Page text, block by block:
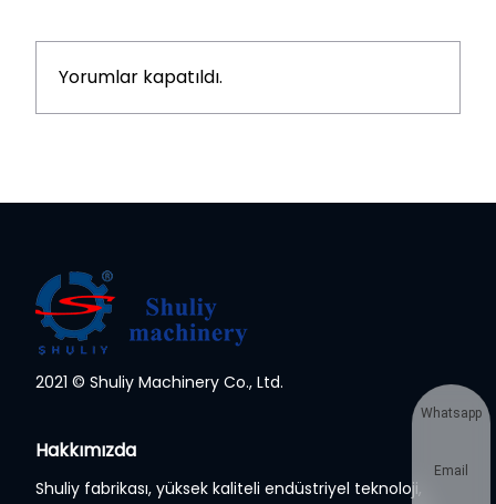
Yorumlar kapatıldı.
2021 © Shuliy Machinery Co., Ltd.
Hakkımızda
Shuliy fabrikası, yüksek kaliteli endüstriyel teknoloji,
Whatsapp
Email